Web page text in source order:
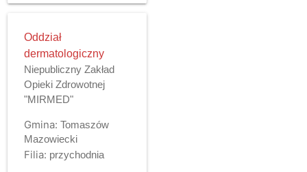
Oddział
dermatologiczny
Niepubliczny Zakład
Opieki Zdrowotnej
"MIRMED"
Gmina: Tomaszów
Mazowiecki
Filia: przychodnia